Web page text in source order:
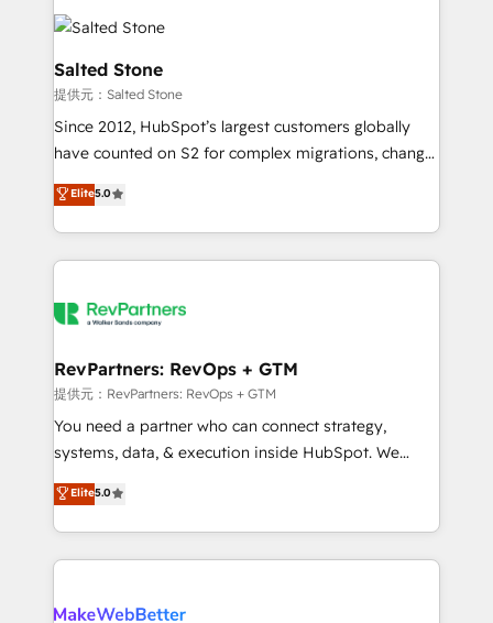
accelerate ROI across every HubSpot Hub. 🧭 From
multi-region migrations to AI-powered automation,
we turn complexity into clarity, human at global
scale. 🏆 HubSpot’s CEO called us “the partner of the
future.” Others agree it is proof of trust built through
measurable impact.
Salted Stone
提供元：Salted Stone
Since 2012, HubSpot’s largest customers globally
have counted on S2 for complex migrations, change
management, systems integration, and creative
solutions that deliver measurable impact and
transform brand experiences As one of the few full-
service creative agencies in the HubSpot
winning design to build scalable, globally
marketing campaigns, & RevOps frameworks that
fuel long-term success We connect the entire
customer lifecycle through seamless integrations,
ensure long-term adoption with change-
and service to drive sustainable growth With 6 key
HubSpot accreditations and experience across
Elite5.0
RevPartners: RevOps + GTM
提供元：RevPartners: RevOps + GTM
You need a partner who can connect strategy,
systems, data, & execution inside HubSpot. We
bridge the gap where most agencies fall short by
combining GTM strategy with technical execution to
solve the right problem with the right solution. As the
only firm in the world to hold Elite Partner
clients gain a unique advantage in CRM architecture,
Elite5.0